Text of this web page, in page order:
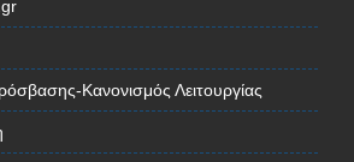
Κανονισμός Λειτουργίας